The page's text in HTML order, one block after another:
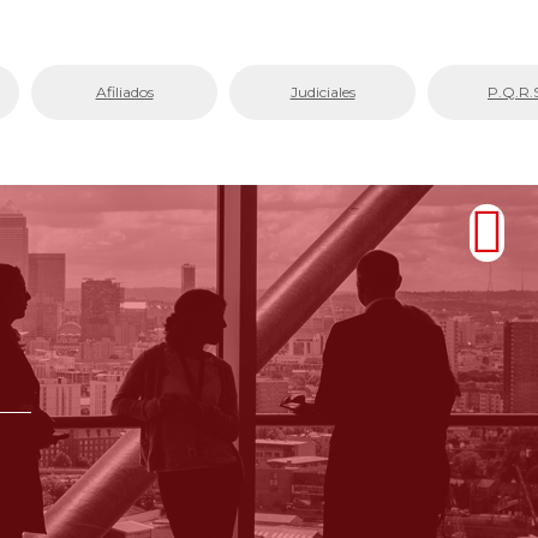
Afiliados Judiciales